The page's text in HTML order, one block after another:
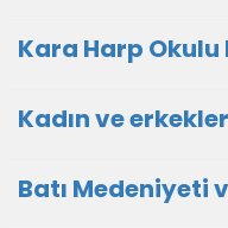
Kara Harp Okulu
Kadın ve
Batı Medeniyeti